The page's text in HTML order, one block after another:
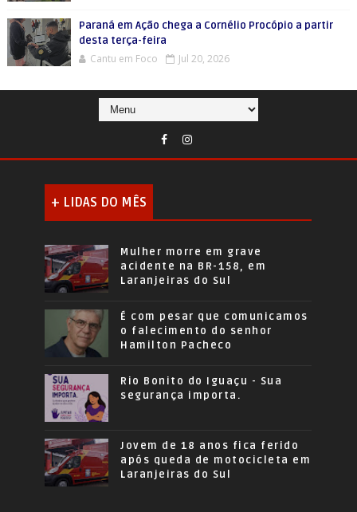
Paraná em Ação chega a Cornélio Procópio a partir
desta terça-feira
Cantu em Foco Jul 20, 2026
+ LIDAS DO MÊS
Mulher morre em grave
acidente na BR-158, em
Laranjeiras do Sul
É com pesar que comunicamos
o falecimento do senhor
Hamilton Pacheco
Rio Bonito do Iguaçu - Sua
segurança importa.
Jovem de 18 anos fica ferido
após queda de motocicleta em
Laranjeiras do Sul